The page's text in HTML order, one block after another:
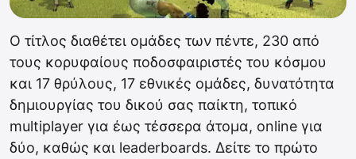
Ο τίτλος διαθέτει ομάδες των πέντε, 230 από
τους κορυφαίους ποδοσφαιριστές του κόσμου
και 17 θρύλους, 17 εθνικές ομάδες, δυνατότητα
δημιουργίας του δικού σας παίκτη, τοπικό
multiplayer για έως τέσσερα άτομα, online για
δύο, καθώς και leaderboards. Δείτε το πρώτο